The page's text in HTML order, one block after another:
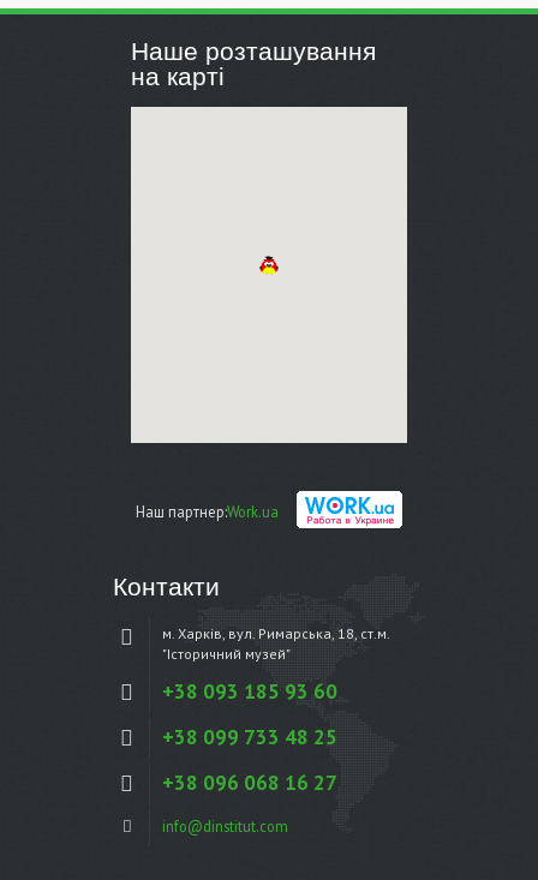
Наше розташування
на карті
Наш партнер:Work.ua
Контакти
м. Харків, вул. Римарська, 18, ст.м.
"Історичний музей"
+38 093 185 93 60
+38 099 733 48 25
+38 096 068 16 27
info@dinstitut.com